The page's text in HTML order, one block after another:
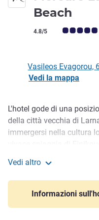
Beach
Giudizio clienti
4.8/5
Vasileos Evagorou,
Vedi la mappa
Descrizione
L'hotel gode di una
della città vecchia di
immergersi nella cultura
un bar con piscina sul
dello skyline di Larnaca.
rilassante e piacevole
Vedi altro
Informazioni